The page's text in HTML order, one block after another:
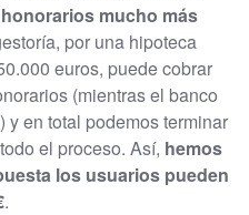
mucho más
por una hipoteca
euros, puede cobrar
(mientras el banco
y en total podemos terminar
el proceso. Así, hemos
los usuarios pueden
.